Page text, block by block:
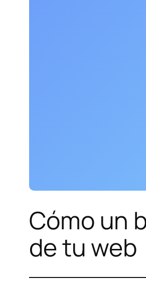
Cómo un
de tu web